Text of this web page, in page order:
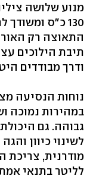
התאוצה רק
תיבת הילוכים
ודרך מבודדים
נוחות הנסיעה
במהירות נמוכה
גבוהה. גם
לשינוי כיוון
לליטר בתנאי